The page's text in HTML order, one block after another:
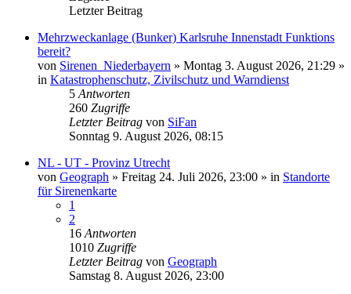
Letzter Beitrag
Mehrzweckanlage (Bunker) Karlsruhe Innenstadt Funktions
bereit?
von Sirenen_Niederbayern » Montag 3. August 2026, 21:29 »
in Katastrophenschutz, Zivilschutz und Warndienst
5 Antworten
260 Zugriffe
Letzter Beitrag von SiFan
Sonntag 9. August 2026, 08:15
NL - UT - Provinz Utrecht
von Geograph » Freitag 24. Juli 2026, 23:00 » in Standorte
für Sirenenkarte
1
2
16 Antworten
1010 Zugriffe
Letzter Beitrag von Geograph
Samstag 8. August 2026, 23:00